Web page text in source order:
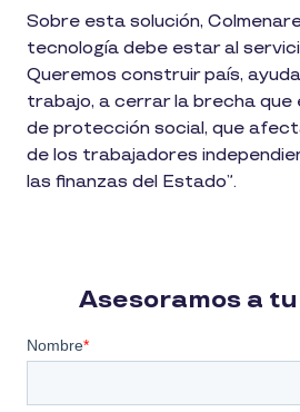
Sobre esta solución,
tecnología debe estar al
Queremos construir país,
trabajo, a cerrar la brecha que
de protección social, que
de los trabajadores
las finanzas del Estado”.
Asesoramos a